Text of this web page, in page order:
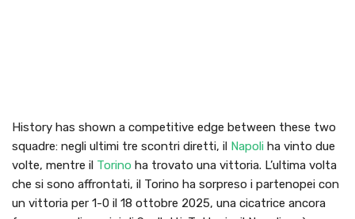
History has shown a competitive edge between these two
squadre: negli ultimi tre scontri diretti, il Napoli ha vinto due
volte, mentre il Torino ha trovato una vittoria. L’ultima volta
che si sono affrontati, il Torino ha sorpreso i partenopei con
un vittoria per 1-0 il 18 ottobre 2025, una cicatrice ancora